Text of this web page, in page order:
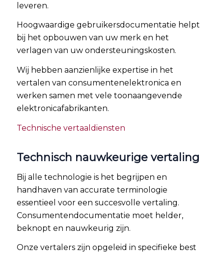
leveren.
Hoogwaardige gebruikersdocumentatie helpt
bij het opbouwen van uw merk en het
verlagen van uw ondersteuningskosten.
Wij hebben aanzienlijke expertise in het
vertalen van consumentenelektronica en
werken samen met vele toonaangevende
elektronicafabrikanten.
Technische vertaaldiensten
Technisch nauwkeurige vertaling
Bij alle technologie is het begrijpen en
handhaven van accurate terminologie
essentieel voor een succesvolle vertaling.
Consumentendocumentatie moet helder,
beknopt en nauwkeurig zijn.
Onze vertalers zijn opgeleid in specifieke best